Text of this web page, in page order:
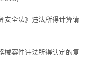
安全法》违法所得计算请
械案件违法所得认定的复